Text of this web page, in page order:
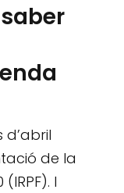
de la
I